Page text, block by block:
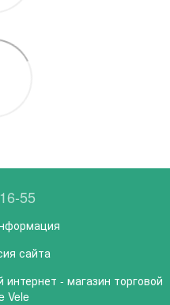
55
сайта
- магазин торговой
Vele